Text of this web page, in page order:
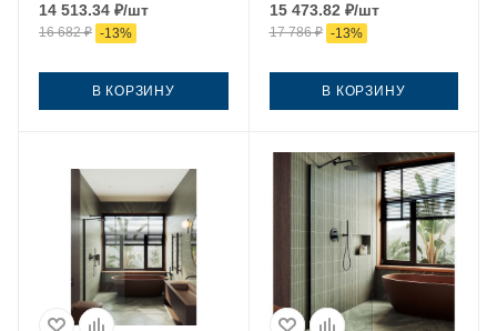
14 513.34 ₽/шт
16 682₽ -13%
В КОРЗИНУ
15 473.82 ₽/шт
17 786₽ -13%
В КОРЗИНУ